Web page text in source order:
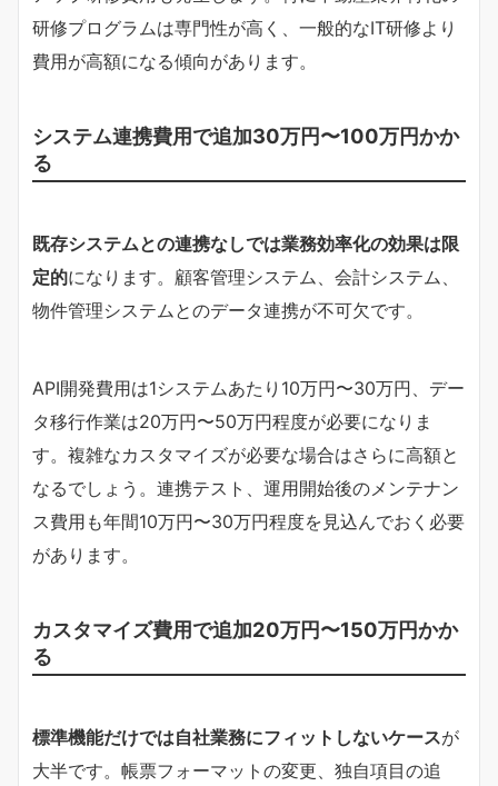
研修プログラムは専門性が高く、一般的なIT研修より
費用が高額になる傾向があります。
システム連携費用で追加30万円〜100万円かか
る
既存システムとの連携なしでは業務効率化の効果は限
定的になります。顧客管理システム、会計システム、
物件管理システムとのデータ連携が不可欠です。
API開発費用は1システムあたり10万円〜30万円、デー
タ移行作業は20万円〜50万円程度が必要になりま
す。複雑なカスタマイズが必要な場合はさらに高額と
なるでしょう。連携テスト、運用開始後のメンテナン
ス費用も年間10万円〜30万円程度を見込んでおく必要
があります。
カスタマイズ費用で追加20万円〜150万円かか
る
標準機能だけでは自社業務にフィットしないケースが
大半です。帳票フォーマットの変更、独自項目の追